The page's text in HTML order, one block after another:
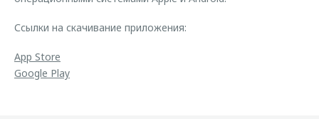
Ссылки на скачивание приложения:
App Store
Google Play